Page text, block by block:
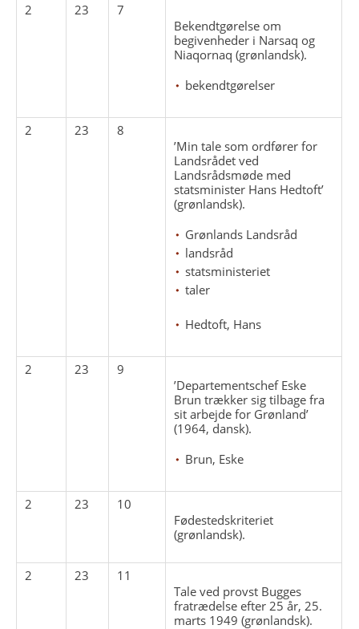
2 23
7
Bekendtgørelse om
begivenheder i Narsaq og
Niaqornaq (grønlandsk).
bekendtgørelser
2 23
8
’Min tale som ordfører for
Landsrådet ved
Landsrådsmøde med
statsminister Hans Hedtoft’
(grønlandsk).
Grønlands Landsråd
landsråd
statsministeriet
taler
Hedtoft, Hans
2 23
9
’Departementschef Eske
Brun trækker sig tilbage fra
sit arbejde for Grønland’
(1964, dansk).
Brun, Eske
2 23
10
Fødestedskriteriet
(grønlandsk).
2 23
11
Tale ved provst Bugges
fratrædelse efter 25 år, 25.
marts 1949 (grønlandsk).